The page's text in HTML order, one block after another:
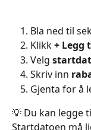
Bla ned til
Klikk + Legg
Velg
Skriv inn
Gjenta for å
💡 Du kan legge
Startdatoen må